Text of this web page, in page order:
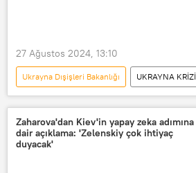
27 Ağustos 2024, 13:10
Ukrayna Dışişleri Bakanlığı
UKRAYNA KRİZİ
Belarus
Ukrayna
Sınır
Rusya
Bağımsız Devletler Topluluğu (BDT)
Zaharova'dan Kiev'in yapay zeka adımına
dair açıklama: 'Zelenskiy çok ihtiyaç
duyacak'